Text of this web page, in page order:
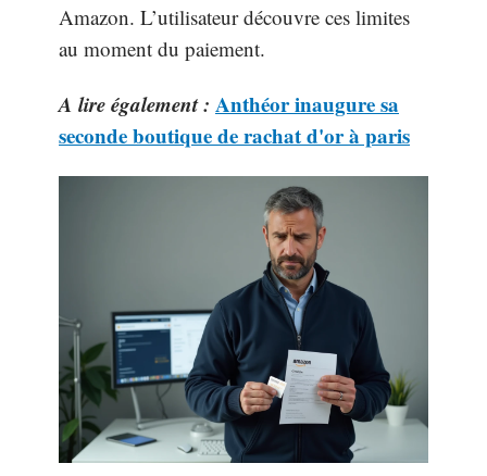
Amazon. L’utilisateur découvre ces limites
au moment du paiement.
A lire également : Anthéor inaugure sa
seconde boutique de rachat d'or à paris